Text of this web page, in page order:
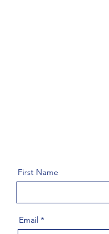
First Name
Email